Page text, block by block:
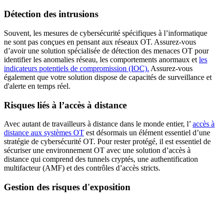
Détection des intrusions
Souvent, les mesures de cybersécurité spécifiques à l’informatique
ne sont pas conçues en pensant aux réseaux OT. Assurez-vous
d’avoir une solution spécialisée de détection des menaces OT pour
identifier les anomalies réseau, les comportements anormaux et les
indicateurs potentiels de compromission (IOC). Assurez-vous
également que votre solution dispose de capacités de surveillance et
d'alerte en temps réel.
Risques liés à l’accès à distance
Avec autant de travailleurs à distance dans le monde entier, l’ accès à
distance aux systèmes OT est désormais un élément essentiel d’une
stratégie de cybersécurité OT. Pour rester protégé, il est essentiel de
sécuriser une environnement OT avec une solution d’accès à
distance qui comprend des tunnels cryptés, une authentification
multifacteur (AMF) et des contrôles d’accès stricts.
Gestion des risques d'exposition